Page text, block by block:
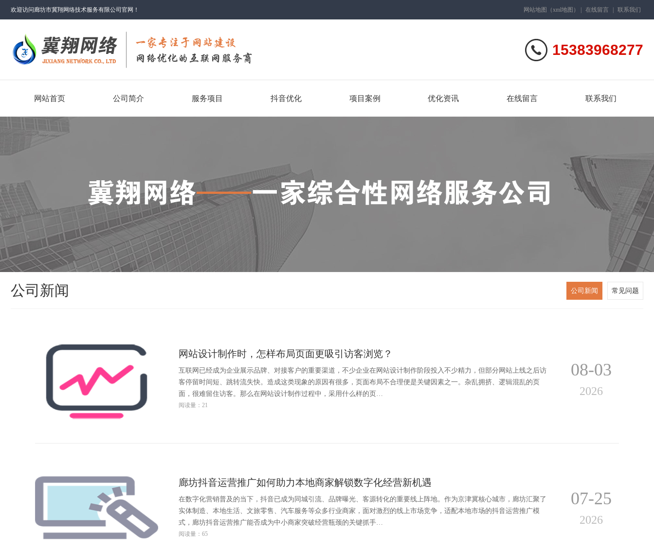
欢迎访问廊坊市冀翔网络技术服务有限公司官网！ 网站地图 （xml地图 ） 在线留言 联系我们
15383968277
网站首页 公司简介 服务项目 抖音优化 项目案例 优化资讯 在线留言 联系我们
公司新闻 公司新闻 常见问题
网站设计制作时，怎样布局页面更吸引访客浏览？
互联网已经成为企业展示品牌、对接客户的重要渠道，不少企业在网站设计制作阶段投入不少精力，但部分网站上线之后访
客停留时间短、跳转流失快。造成这类现象的原因有很多，页面布局不合理便是关键因素之一。杂乱拥挤、逻辑混乱的页
面，很难留住访客。那么在网站设计制作过程中，采用什么样的页…
阅读量：21
08-03
2026
廊坊抖音运营推广如何助力本地商家解锁数字化经营新机遇
在数字化营销普及的当下，抖音已成为同城引流、品牌曝光、客源转化的重要线上阵地。作为京津冀核心城市，廊坊汇聚了
实体制造、本地生活、文旅零售、汽车服务等众多行业商家，面对激烈的线上市场竞争，适配本地市场的抖音运营推广模
式，廊坊抖音运营推广能否成为中小商家突破经营瓶颈的关键抓手…
阅读量：65
07-25
2026